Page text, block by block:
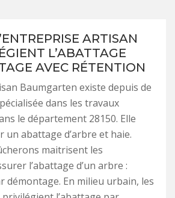
ARTISAN
L’ABATTAGE
AVEC RÉTENTION
Baumgarten existe depuis de
dans les travaux
le département 28150. Elle
abattage d’arbre et haie.
maitrisent les
l’abattage d’un arbre :
En milieu urbain, les